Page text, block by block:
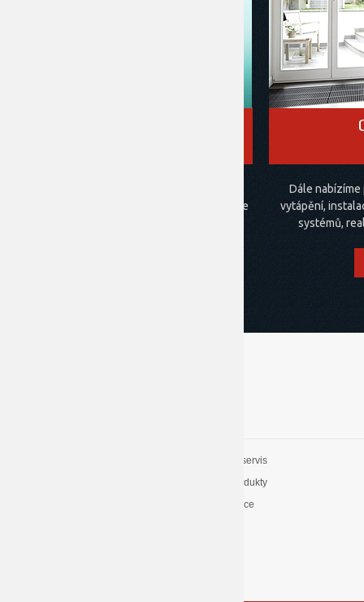
venkovního vzduchu, země, nebo vody šetří vaše
Dále
vytápění,
systémů,
Kompletní servis
Kvalitní produkty
Kvalitní práce